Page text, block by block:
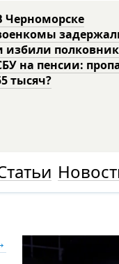
Черноморске
избили
на пенсии:
тысяч?